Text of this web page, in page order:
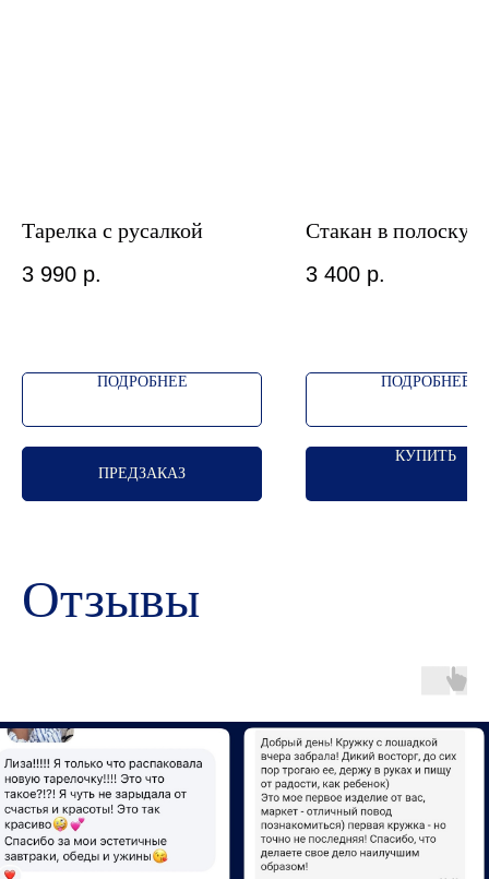
Тарелка с русалкой
3 990 р.
ПОДРОБНЕЕ
ПРЕДЗАКАЗ
Стакан в полоску
3 400 р.
ПОДРОБНЕЕ
КУПИТЬ
Отзывы